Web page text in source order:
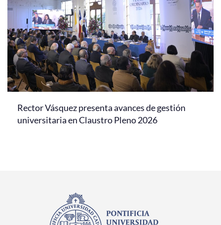
Rector Vásquez presenta avances de gestión
universitaria en Claustro Pleno 2026